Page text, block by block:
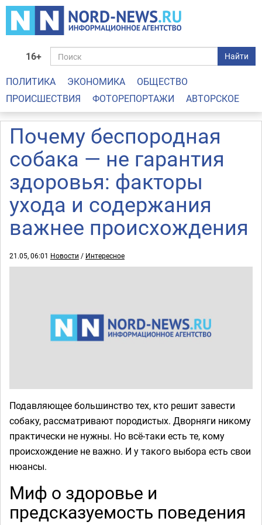
16+ Найти
ПОЛИТИКА ЭКОНОМИКА
ОБЩЕСТВО
ПРОИСШЕСТВИЯ
ФОТОРЕПОРТАЖИ АВТОРСКОЕ
Почему беспородная
собака — не гарантия
здоровья: факторы
ухода и содержания
важнее происхождения
21.05, 06:01 Новости / Интересное
Подавляющее большинство тех, кто решит завести
собаку, рассматривают породистых. Дворняги никому
практически не нужны. Но всё-таки есть те, кому
происхождение не важно. И у такого выбора есть свои
нюансы.
Миф о здоровье и
предсказуемость поведения